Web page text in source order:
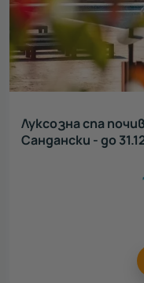
Луксозна спа
Сандански - до